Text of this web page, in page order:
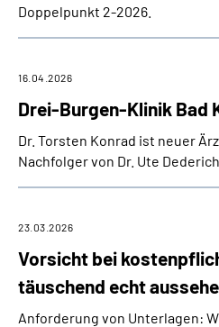
Doppelpunkt 2-2026.
Drei-Burgen-Klinik Bad
16.04.2026
Dr. Torsten Konrad ist neuer
Nachfolger von Dr. Ute
Vorsicht bei
täuschend echt
23.03.2026
Anforderung von Unterlagen: